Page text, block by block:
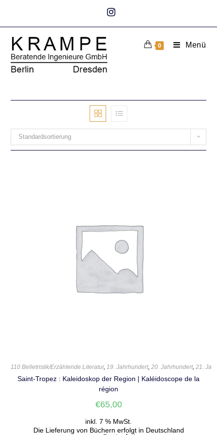
0 Menü
Standardsortierung
110 Belletristik/Erzählende Literatur,19. Jahrhundert,20. Jahrhundert,21.
Saint-Tropez : Kaleidoskop der Region | Kaléidoscope de la
région
€65,00
inkl. 7 % MwSt.
Die Lieferung von Büchern erfolgt in Deutschland